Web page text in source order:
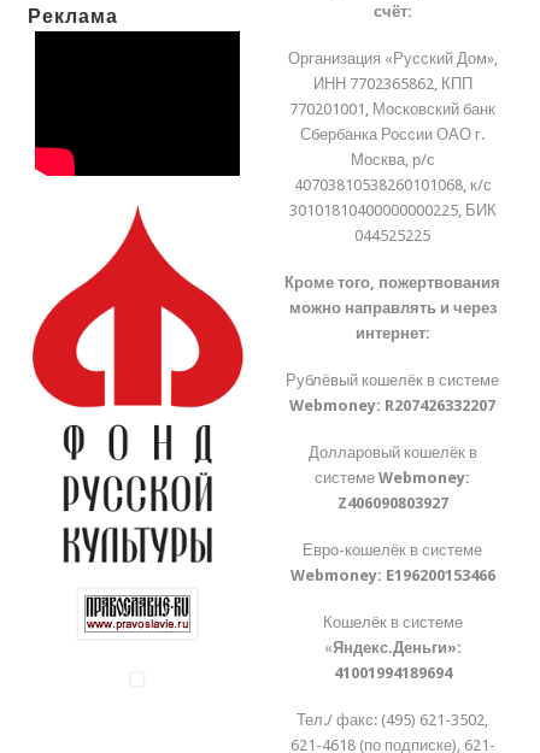
Реклама
счёт:
Организация «Русский Дом»,
ИНН 7702365862, КПП
770201001, Московский банк
Сбербанка России ОАО г.
Москва, р/с
40703810538260101068, к/с
30101810400000000225, БИК
044525225
Кроме того, пожертвования
можно направлять и через
интернет:
Рублёвый кошелёк в системе
Webmoney: R207426332207
Долларовый кошелёк в
системеWebmoney:
Z406090803927
Евро-кошелёк в системе
Webmoney: E196200153466
Кошелёк в системе
«Яндекс.Деньги»:
41001994189694
Тел./ факс: (495) 621-3502,
621-4618 (по подписке), 621-